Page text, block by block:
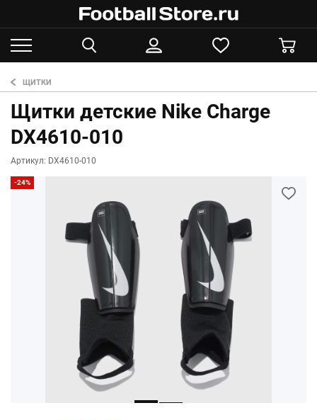
ЩИТКИ
Щитки детские Nike Charge
DX4610-010
Артикул: DX4610-010
-24%